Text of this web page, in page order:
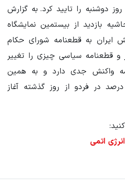
دوشنبه را تایید کرد. به گزارش
بازدید از بیستمین نمایشگاه
ایران به قطعنامه شورای حکام
قطعنامه سیاسی چیزی را تغییر
واکنش جدی دارد و به همین
خاطر تولید اورانیوم ۶۰ درصد در فردو از روز گذشته آغاز
اتمی